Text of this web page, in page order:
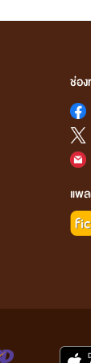
ช่อ
แพ